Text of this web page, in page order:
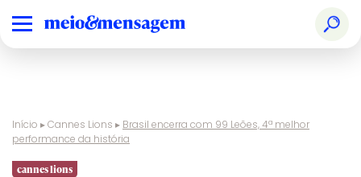
Audio & Radio Design
Ranking
Nacional
Creative
Início ▸Cannes Lions ▸ Brasil encerra com 99 Leões, 4ª melhor
performance da história
cannes lions